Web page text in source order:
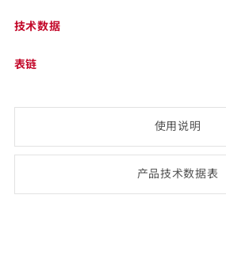
技术数据
表链
使用说明
产品技术数据表
(opens
PDF-